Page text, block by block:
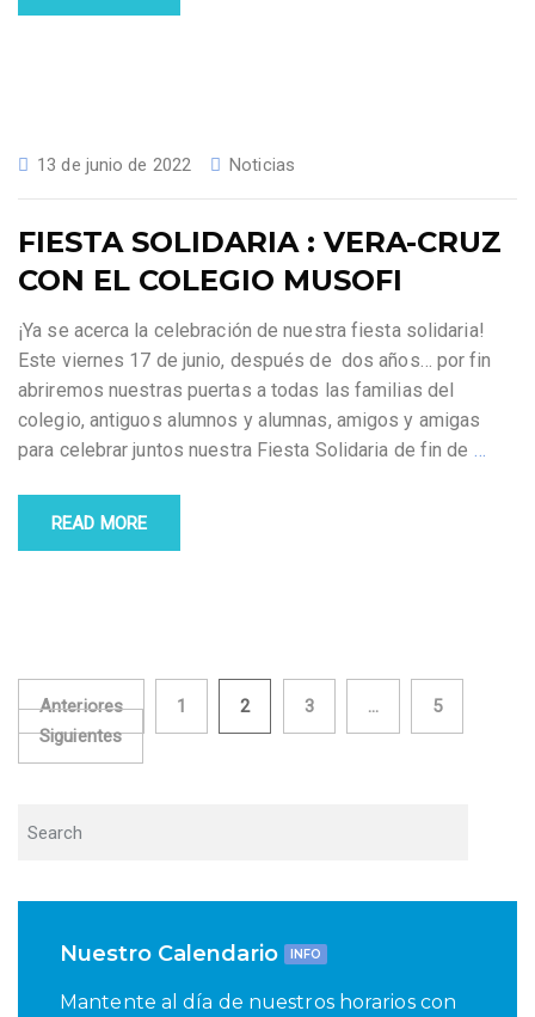
13 de junio de 2022 Noticias
FIESTA SOLIDARIA : VERA-CRUZ
CON EL COLEGIO MUSOFI
¡Ya se acerca la celebración de nuestra fiesta solidaria!
Este viernes 17 de junio, después de dos años… por fin
abriremos nuestras puertas a todas las familias del
colegio, antiguos alumnos y alumnas, amigos y amigas
para celebrar juntos nuestra Fiesta Solidaria de fin de …
READ MORE
Paginación
de
Anteriores 1 2 3 …
5
Siguientes
Nuestro Calendario INFO
Mantente al día de nuestros horarios con